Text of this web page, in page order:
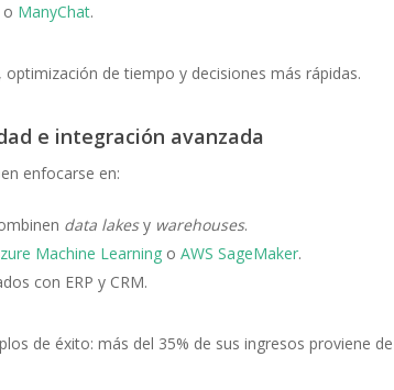
o ManyChat.
de tiempo y decisiones más rápidas.
e integración avanzada
enfocarse en:
data lakesy warehouses.
Machine Learning o AWS SageMaker.
con ERP y CRM.
de éxito: más del 35% de sus ingresos proviene